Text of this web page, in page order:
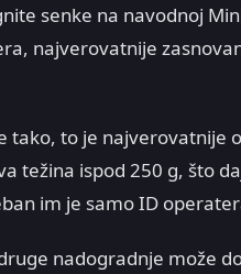
senke na navodnoj
najverovatnije
tako, to je najverovatnije
težina ispod 250 g, što
im je samo ID
nadogradnje može